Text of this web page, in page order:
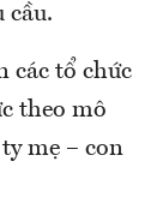
cầu.
các tổ chức
theo mô
mẹ – con